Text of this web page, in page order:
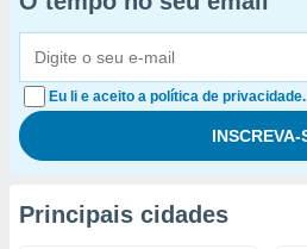
Eu li e aceito a política de privacidade.
Principais cidades